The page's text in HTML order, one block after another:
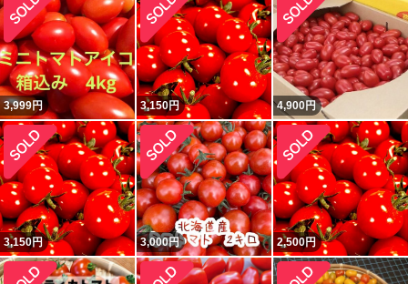
3,999円 3,150円 4,900円
3,150円 3,000円 2,500円